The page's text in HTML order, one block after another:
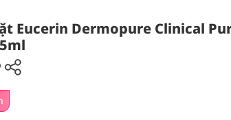
Eucerin Dermopure Clinical